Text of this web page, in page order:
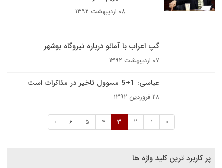
۰۸ اردیبهشت ۱۳۹۲
گپ اعراب با آمانو درباره نیروگاه بوشهر
۰۷ اردیبهشت ۱۳۹۲
عباسی: 1+5 مسوول تاخیر در مذاکرات است
۲۸ فروردین ۱۳۹۲
«
1
2
3
4
5
6
»
پر کاربرد ترین کلید واژه ها